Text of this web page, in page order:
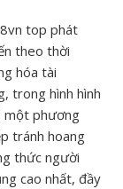
top phát
theo thời
hóa tài
trong hình hình
một phương
tránh hoang
thức người
cao nhất, đầy